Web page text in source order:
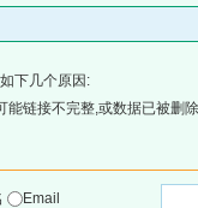
下几个原因:
能链接不完整,或数据已被删
Email